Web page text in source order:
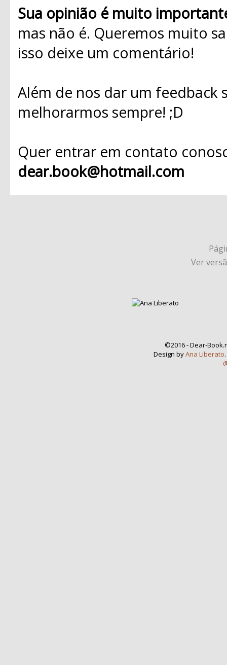
Sua opinião é muito
mas não é. Queremos muito
isso deixe um comentário!
Além de nos dar um
melhorarmos sempre! ;D
Quer entrar em contato
dear.book@hotmail.com
Ver
©2016 - Dear-
Design byAna Liberato